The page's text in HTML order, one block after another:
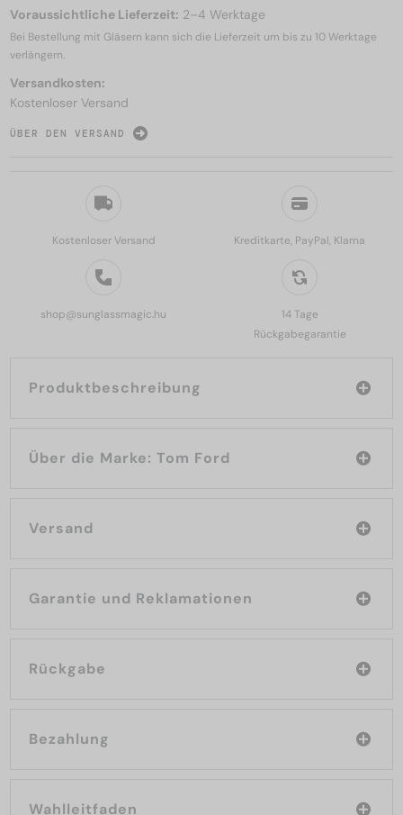
Kostenloser Versand Kreditkarte, PayPal, Klarna
shop@sunglassmagic.hu
14 Tage
Rückgabegarantie
Produktbeschreibung
Über die Marke: Tom Ford
Versand
Garantie und Reklamationen
Rückgabe
Bezahlung
Wahlleitfaden
Voraussichtliche Lieferzeit: 2–4 Werktage
Bei Bestellung mit Gläsern kann sich die Lieferzeit um bis zu 10 Werktage
verlängern.
Versandkosten:
Kostenloser Versand
ÜBER DEN VERSAND